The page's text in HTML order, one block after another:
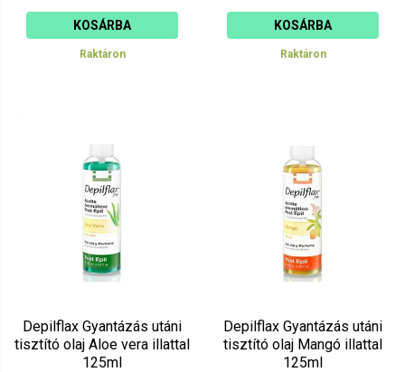
KOSÁRBA
Raktáron
KOSÁRBA
Raktáron
Depilflax Gyantázás utáni
tisztító olaj Aloe vera illattal
125ml
Depilflax Gyantázás utáni
tisztító olaj Mangó illattal
125ml